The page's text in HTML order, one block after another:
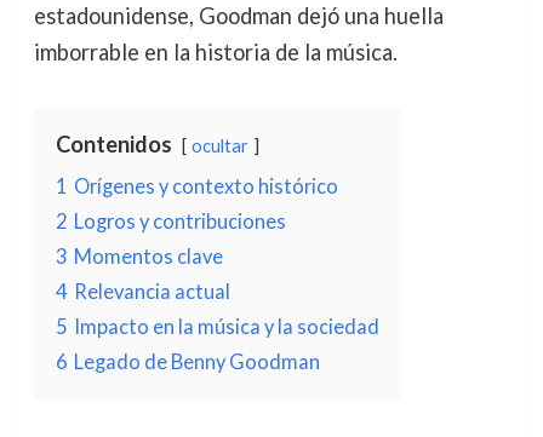
estadounidense, Goodman dejó una huella
imborrable en la historia de la música.
Contenidos ocultar
1 Orígenes y contexto histórico
2 Logros y contribuciones
3 Momentos clave
4 Relevancia actual
5 Impacto en la música y la sociedad
6 Legado de Benny Goodman